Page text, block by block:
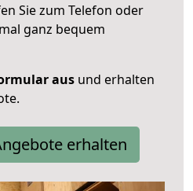
Sie zum Telefon oder
ganz bequem
aus und erhalten
erhalten